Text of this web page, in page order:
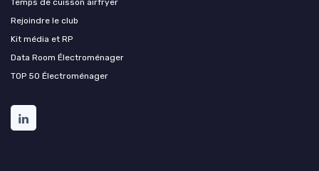
Temps de cuisson airfryer
Rejoindre le club
Kit média et RP
Data Room Électroménager
TOP 50 Électroménager